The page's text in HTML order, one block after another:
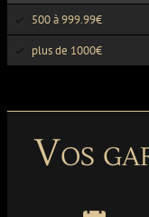
500 à 999.99€
plus de 1000€
Vos